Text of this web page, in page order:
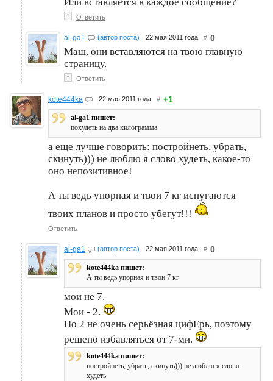
Или вставляется в каждое сообщение?
↑ Ответить
al-ga1 (автор поста) 22 мая 2011 года # 0
Маш, они вставляются на твою главную
страницу.
↑ Ответить
kote444ka 22 мая 2011 года # +1
al-ga1 пишет:
похудеть на два килограмма
а еще лучше говорить: постройнеть, убрать,
скинуть))) не люблю я слово худеть, какое-то
оно непозитивное!
А ты ведь упорная и твои 7 кг испугаются
твоих планов и просто убегут!!!
Ответить
al-ga1 (автор поста) 22 мая 2011 года # 0
kote444ka пишет:
А ты ведь упорная и твои 7 кг
мои не 7.
Мои - 2.
Но 2 не очень серьёзная цифЕрь, поэтому
решено избавляться от 7-ми.
kote444ka пишет:
постройнеть, убрать, скинуть))) не люблю я слово
худеть